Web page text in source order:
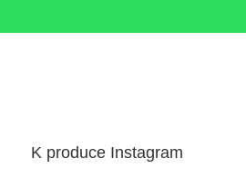
K produce Instagram